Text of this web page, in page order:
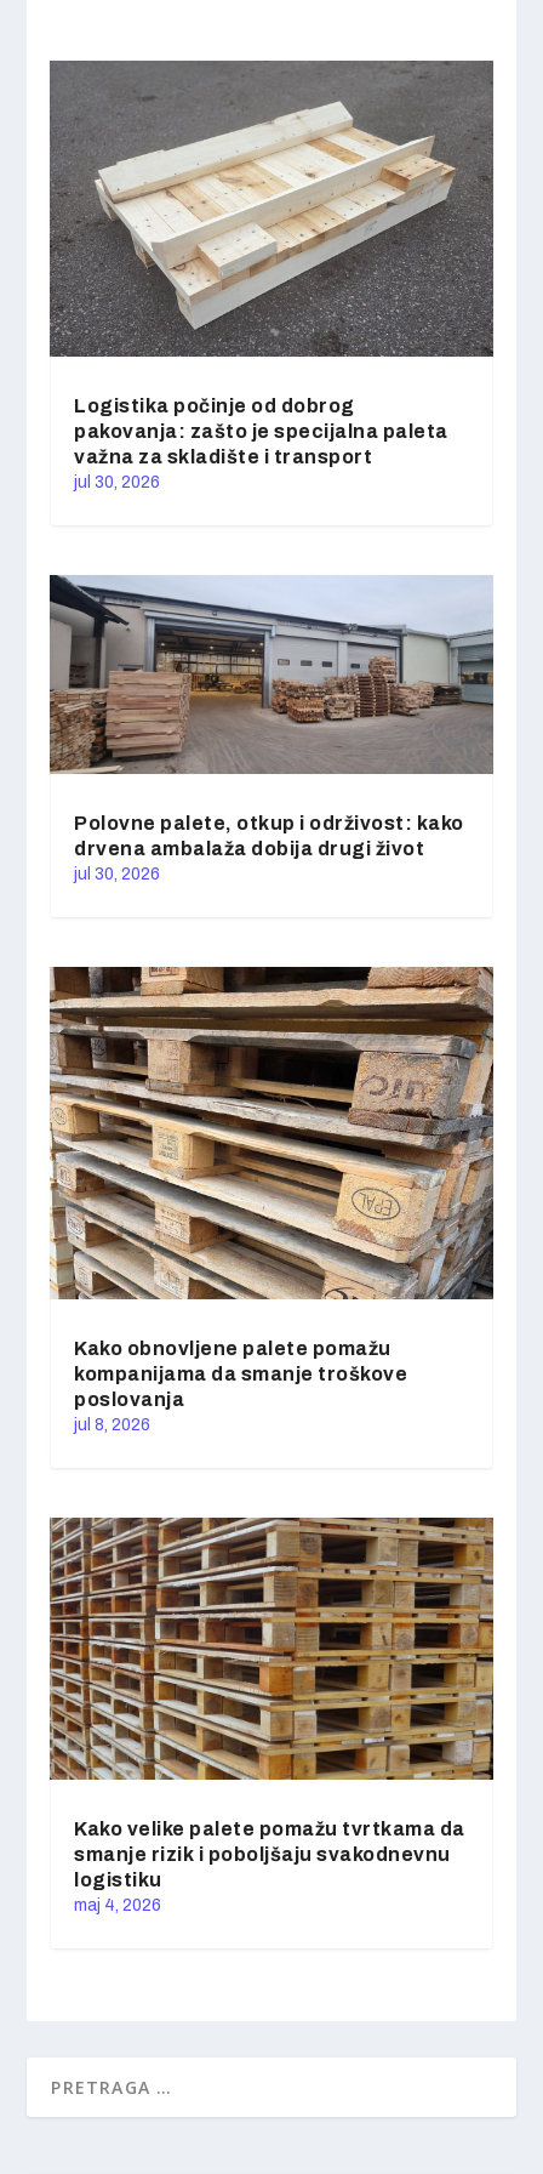
Logistika počinje od dobrog
pakovanja: zašto je specijalna paleta
važna za skladište i transport
jul 30, 2026
Polovne palete, otkup i održivost: kako
drvena ambalaža dobija drugi život
jul 30, 2026
Kako obnovljene palete pomažu
kompanijama da smanje troškove
poslovanja
jul 8, 2026
Kako velike palete pomažu tvrtkama da
smanje rizik i poboljšaju svakodnevnu
logistiku
maj 4, 2026